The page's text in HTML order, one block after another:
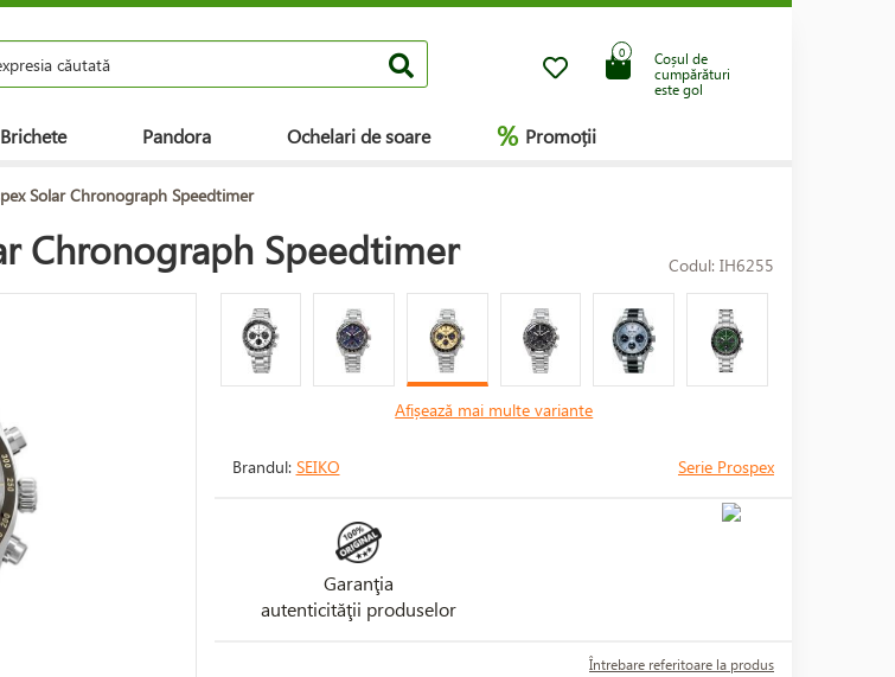
Coșul de
cumpărături
este gol
0
Brichete Pandora Ochelari de soare % Promoții
Solar Chronograph Speedtimer
Chronograph Speedtimer Codul: IH6255
Afișează mai multe variante
Brandul: SEIKO Serie Prospex
Garanţia
autenticităţii produselor
Întrebare referitoare la produs